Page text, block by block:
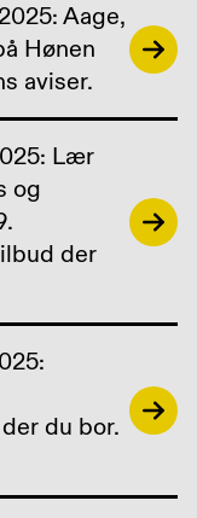
Aage,
Hønen
aviser.
Lær
og
der
du bor.